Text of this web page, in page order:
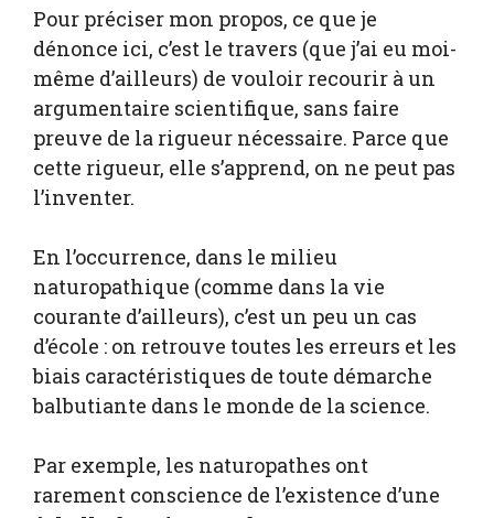
Pour préciser mon propos, ce que je
dénonce ici, c’est le travers (que j’ai eu moi-
même d’ailleurs) de vouloir recourir à un
argumentaire scientifique, sans faire
preuve de la rigueur nécessaire. Parce que
cette rigueur, elle s’apprend, on ne peut pas
l’inventer.
En l’occurrence, dans le milieu
naturopathique (comme dans la vie
courante d’ailleurs), c’est un peu un cas
d’école : on retrouve toutes les erreurs et les
biais caractéristiques de toute démarche
balbutiante dans le monde de la science.
Par exemple, les naturopathes ont
rarement conscience de l’existence d’une